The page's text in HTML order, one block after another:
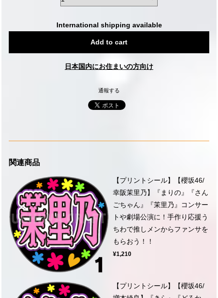
International shipping available
Add to cart
日本国内にお住まいの方向け
通報する
関連商品
【プリントシール】【櫻坂46/
幸阪茉里乃】『まりの』『さん
ごちゃん』『茉里乃』コンサー
トや劇場公演に！手作り応援う
ちわで推しメンからファンサを
もらおう！！
¥1,210
【プリントシール】【櫻坂46/